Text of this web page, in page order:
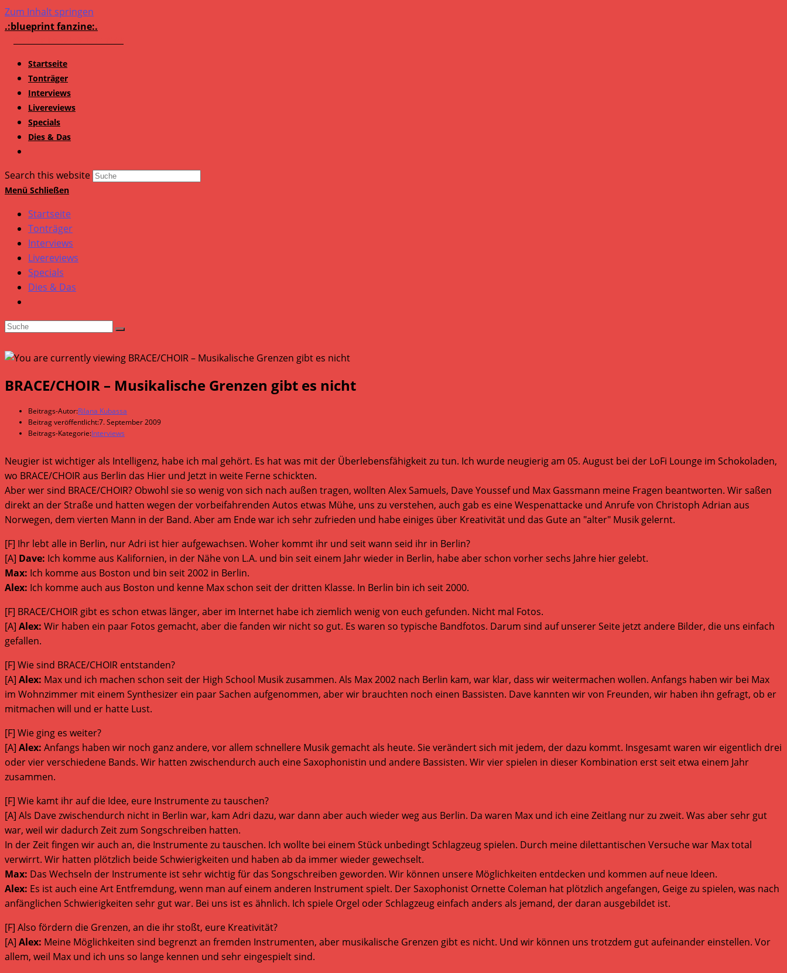
Zum Inhalt springen
.:blueprint fanzine:.
Startseite
Tonträger
Interviews
Livereviews
Specials
Dies & Das
Search this website
Menü Schließen
Startseite
Tonträger
Interviews
Livereviews
Specials
Dies & Das
BRACE/CHOIR – Musikalische Grenzen gibt es nicht
Beitrags-Autor:Rilana Kubassa
Beitrag veröffentlicht:7. September 2009
Beitrags-Kategorie:Interviews
Neugier ist wichtiger als Intelligenz, habe ich mal gehört. Es hat was mit der Überlebensfähigkeit zu tun. Ich wurde neugierig am 05. August bei der LoFi Lounge im Schokoladen,
wo BRACE/CHOIR aus Berlin das Hier und Jetzt in weite Ferne schickten.
Aber wer sind BRACE/CHOIR? Obwohl sie so wenig von sich nach außen tragen, wollten Alex Samuels, Dave Youssef und Max Gassmann meine Fragen beantworten. Wir saßen
direkt an der Straße und hatten wegen der vorbeifahrenden Autos etwas Mühe, uns zu verstehen, auch gab es eine Wespenattacke und Anrufe von Christoph Adrian aus
Norwegen, dem vierten Mann in der Band. Aber am Ende war ich sehr zufrieden und habe einiges über Kreativität und das Gute an "alter" Musik gelernt.
[F] Ihr lebt alle in Berlin, nur Adri ist hier aufgewachsen. Woher kommt ihr und seit wann seid ihr in Berlin?
[A] Dave: Ich komme aus Kalifornien, in der Nähe von L.A. und bin seit einem Jahr wieder in Berlin, habe aber schon vorher sechs Jahre hier gelebt.
Max: Ich komme aus Boston und bin seit 2002 in Berlin.
Alex: Ich komme auch aus Boston und kenne Max schon seit der dritten Klasse. In Berlin bin ich seit 2000.
[F] BRACE/CHOIR gibt es schon etwas länger, aber im Internet habe ich ziemlich wenig von euch gefunden. Nicht mal Fotos.
[A] Alex: Wir haben ein paar Fotos gemacht, aber die fanden wir nicht so gut. Es waren so typische Bandfotos. Darum sind auf unserer Seite jetzt andere Bilder, die uns einfach
gefallen.
[F] Wie sind BRACE/CHOIR entstanden?
[A] Alex: Max und ich machen schon seit der High School Musik zusammen. Als Max 2002 nach Berlin kam, war klar, dass wir weitermachen wollen. Anfangs haben wir bei Max
im Wohnzimmer mit einem Synthesizer ein paar Sachen aufgenommen, aber wir brauchten noch einen Bassisten. Dave kannten wir von Freunden, wir haben ihn gefragt, ob er
mitmachen will und er hatte Lust.
[F] Wie ging es weiter?
[A] Alex: Anfangs haben wir noch ganz andere, vor allem schnellere Musik gemacht als heute. Sie verändert sich mit jedem, der dazu kommt. Insgesamt waren wir eigentlich drei
oder vier verschiedene Bands. Wir hatten zwischendurch auch eine Saxophonistin und andere Bassisten. Wir vier spielen in dieser Kombination erst seit etwa einem Jahr
zusammen.
[F] Wie kamt ihr auf die Idee, eure Instrumente zu tauschen?
[A] Als Dave zwischendurch nicht in Berlin war, kam Adri dazu, war dann aber auch wieder weg aus Berlin. Da waren Max und ich eine Zeitlang nur zu zweit. Was aber sehr gut
war, weil wir dadurch Zeit zum Songschreiben hatten.
In der Zeit fingen wir auch an, die Instrumente zu tauschen. Ich wollte bei einem Stück unbedingt Schlagzeug spielen. Durch meine dilettantischen Versuche war Max total
verwirrt. Wir hatten plötzlich beide Schwierigkeiten und haben ab da immer wieder gewechselt.
Max: Das Wechseln der Instrumente ist sehr wichtig für das Songschreiben geworden. Wir können unsere Möglichkeiten entdecken und kommen auf neue Ideen.
Alex: Es ist auch eine Art Entfremdung, wenn man auf einem anderen Instrument spielt. Der Saxophonist Ornette Coleman hat plötzlich angefangen, Geige zu spielen, was nach
anfänglichen Schwierigkeiten sehr gut war. Bei uns ist es ähnlich. Ich spiele Orgel oder Schlagzeug einfach anders als jemand, der daran ausgebildet ist.
[F] Also fördern die Grenzen, an die ihr stoßt, eure Kreativität?
[A] Alex: Meine Möglichkeiten sind begrenzt an fremden Instrumenten, aber musikalische Grenzen gibt es nicht. Und wir können uns trotzdem gut aufeinander einstellen. Vor
allem, weil Max und ich uns so lange kennen und sehr eingespielt sind.